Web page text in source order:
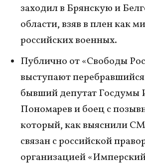
заходил в Брянскую и
области, взяв в плен как
российских военных.
Публично от «Свободы
выступают
бывший депутат Госдумы
Пономарев и боец с
который, как выяснили
связан с российской
организацией